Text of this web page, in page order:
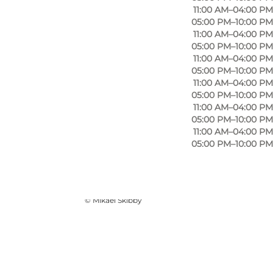
11:00 AM–04:00 PM
05:00 PM–10:00 PM
11:00 AM–04:00 PM
05:00 PM–10:00 PM
11:00 AM–04:00 PM
05:00 PM–10:00 PM
11:00 AM–04:00 PM
05:00 PM–10:00 PM
11:00 AM–04:00 PM
05:00 PM–10:00 PM
11:00 AM–04:00 PM
05:00 PM–10:00 PM
© Mikael Skibby